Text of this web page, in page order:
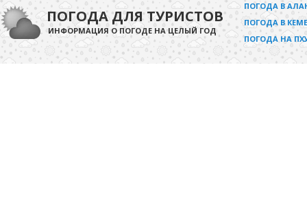
ПОГОДА ДЛЯ ТУРИСТОВ
ИНФОРМАЦИЯ О ПОГОДЕ НА ЦЕЛЫЙ ГОД
ПОГОДА В
ПОГОДА В
ПОГОДА НА